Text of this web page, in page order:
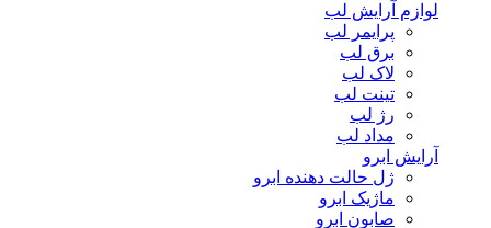
لوازم آرایش لب
پرایمر لب
برق لب
لاک لب
تینت لب
رژ لب
مداد لب
آرایش ابرو
ژل حالت دهنده ابرو
ماژیک ابرو
صابون ابرو